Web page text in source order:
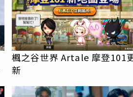
楓之谷世界 Artale 摩登101
新